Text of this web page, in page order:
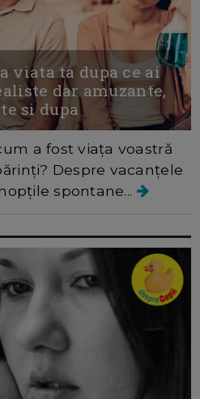
viata ta dupa ce ai
dar amuzante,
si dupa
a fost viața voastră
Despre vacanțele
spontane...